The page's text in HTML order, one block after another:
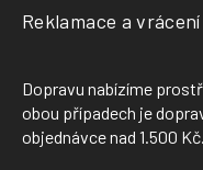
Reklamace a
Dopravu nabízíme
obou případech je
objednávce nad 1.500 Kč.